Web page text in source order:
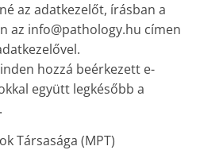
az adatkezelőt, írásban a
az info@pathology.hu címen
hozzá beérkezett e-
együtt legkésőbb a
Társasága (MPT)